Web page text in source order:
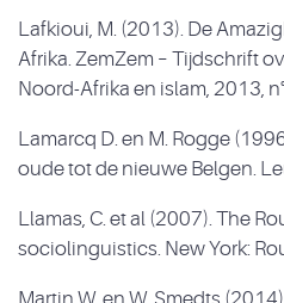
Lafkioui, M. (2013). De
Afrika. ZemZem – Tijdschrift
Noord-Afrika en islam, 2013,
Lamarcq D. en M. Rogge
oude tot de nieuwe Belgen.
Llamas, C. et al (2007). The
sociolinguistics. New York: